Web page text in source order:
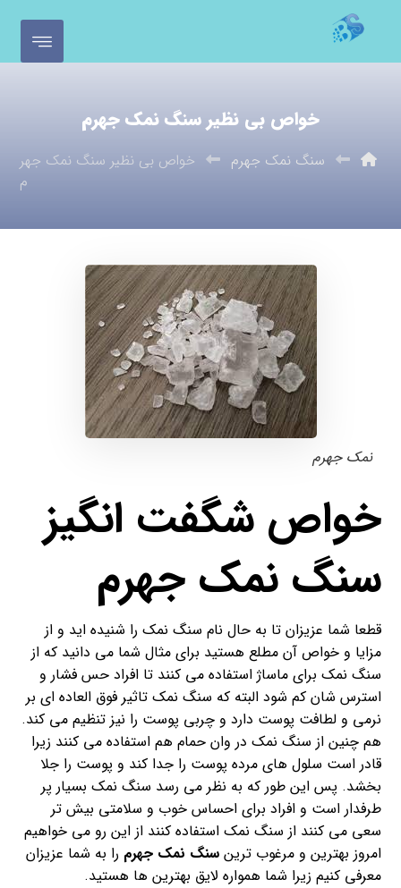
خواص بی نظیر سنگ نمک جهرم
سنگ نمک جهرم
خواص بی نظیر سنگ نمک جهر
م
نمک جهرم
خواص شگفت انگیز
سنگ نمک جهرم
قطعا شما عزیزان تا به حال نام سنگ نمک را شنیده اید و از
مزایا و خواص آن مطلع هستید برای مثال شما می دانید که از
سنگ نمک برای ماساژ استفاده می کنند تا افراد حس فشار و
استرس شان کم شود البته که سنگ نمک تاثیر فوق العاده ای بر
نرمی و لطافت پوست دارد و چربی پوست را نیز تنظیم می کند.
هم چنین از سنگ نمک در وان حمام هم استفاده می کنند زیرا
قادر است سلول های مرده پوست را جدا کند و پوست را جلا
بخشد. پس این طور که به نظر می رسد سنگ نمک بسیار پر
طرفدار است و افراد برای احساس خوب و سلامتی بیش تر
سعی می کنند از سنگ نمک استفاده کنند از این رو می خواهیم
امروز بهترین و مرغوب ترینسنگ نمک جهرم را به شما عزیزان
معرفی کنیم زیرا شما همواره لایق بهترین ها هستید.